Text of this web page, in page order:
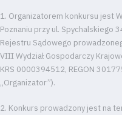
1. Organizatorem konkursu jest
Poznaniu przy ul. Spychalskiego
Rejestru Sądowego
VIII Wydział Gospodarczy
KRS 0000394512, REGON
„Organizator”).
2. Konkurs prowadzony jest na